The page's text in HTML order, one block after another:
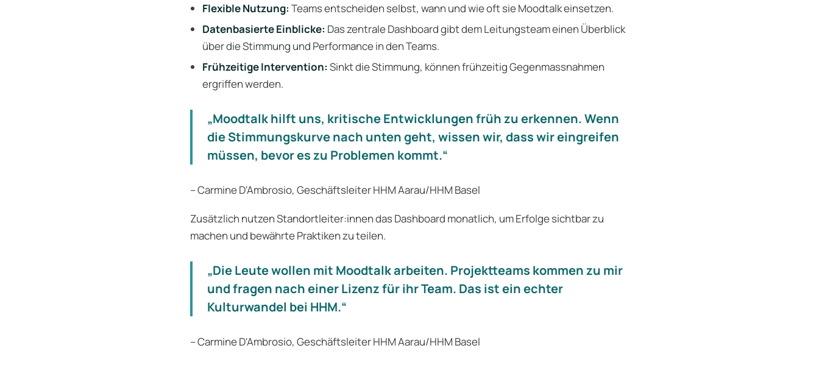
Flexible Nutzung: Teams entscheiden selbst, wann und wie oft sie Moodtalk einsetzen.
Datenbasierte Einblicke: Das zentrale Dashboard gibt dem Leitungsteam einen Überblick
über die Stimmung und Performance in den Teams.
Frühzeitige Intervention: Sinkt die Stimmung, können frühzeitig Gegenmassnahmen
ergriffen werden.
„Moodtalk hilft uns, kritische Entwicklungen früh zu erkennen. Wenn
die Stimmungskurve nach unten geht, wissen wir, dass wir eingreifen
müssen, bevor es zu Problemen kommt.“
– Carmine D'Ambrosio, Geschäftsleiter HHM Aarau/HHM Basel
Zusätzlich nutzen Standortleiter:innen das Dashboard monatlich, um Erfolge sichtbar zu
machen und bewährte Praktiken zu teilen.
„Die Leute wollen mit Moodtalk arbeiten. Projektteams kommen zu mir
und fragen nach einer Lizenz für ihr Team. Das ist ein echter
Kulturwandel bei HHM.“
– Carmine D'Ambrosio, Geschäftsleiter HHM Aarau/HHM Basel